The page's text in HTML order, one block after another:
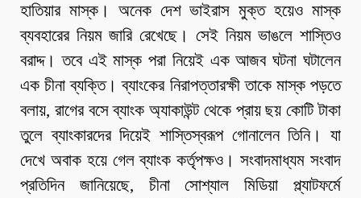
হাতিয়ার মাস্ক। অনেক দেশ ভাইরাস মুক্ত হয়েও মাস্ক
ব্যবহারের নিয়ম জারি রেখেছে। সেই নিয়ম ভাঙলে শাস্তিও
বরাদ্দ। তবে এই মাস্ক পরা নিয়েই এক আজব ঘটনা ঘটালেন
এক চীনা ব্যক্তি। ব্যাংকের নিরাপত্তারক্ষী তাকে মাস্ক পড়তে
বলায়, রাগের বসে ব্যাংক অ্যাকাউন্ট থেকে প্রায় ছয় কোটি টাকা
তুলে ব্যাংকারদের দিয়েই শাস্তিস্বরূপ গোনালেন তিনি। যা
দেখে অবাক হয়ে গেল ব্যাংক কর্তৃপক্ষও। সংবাদমাধ্যম সংবাদ
প্রতিদিন জানিয়েছে, চীনা সোশ্যাল মিডিয়া প্ল্যাটফর্মে